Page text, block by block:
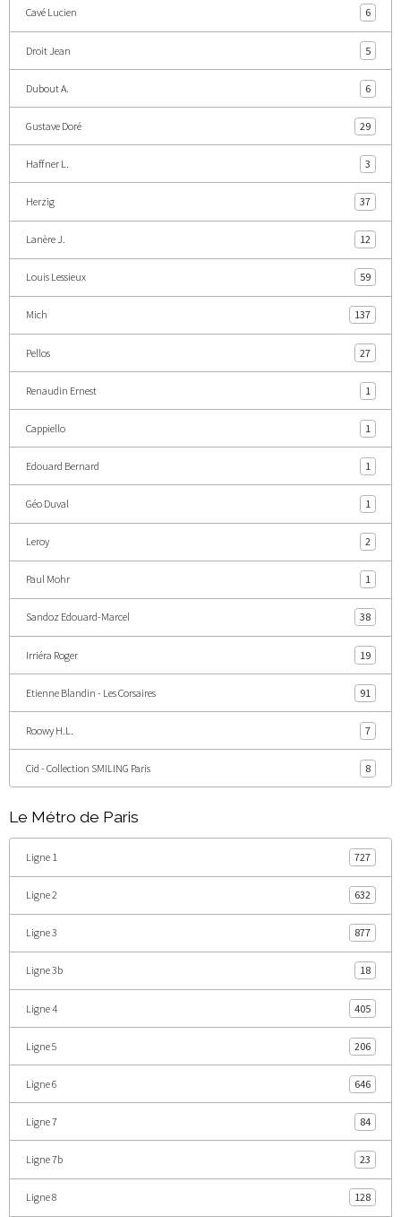
Cavé Lucien 6
Droit Jean 5
Dubout A. 6
Gustave Doré 29
Haffner L. 3
Herzig 37
Lanère J. 12
Louis Lessieux 59
Mich 137
Pellos 27
Renaudin Ernest 1
Cappiello 1
Edouard Bernard 1
Géo Duval 1
Leroy 2
Paul Mohr 1
Sandoz Edouard-Marcel 38
Irriéra Roger 19
Etienne Blandin - Les Corsaires 91
Roowy H.L. 7
Cid - Collection SMILING Paris 8
Le Métro de Paris
Ligne 1 727
Ligne 2 632
Ligne 3 877
Ligne 3b 18
Ligne 4 405
Ligne 5 206
Ligne 6 646
Ligne 7 84
Ligne 7b 23
Ligne 8 128